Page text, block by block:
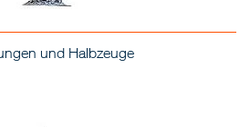
und Halbzeuge